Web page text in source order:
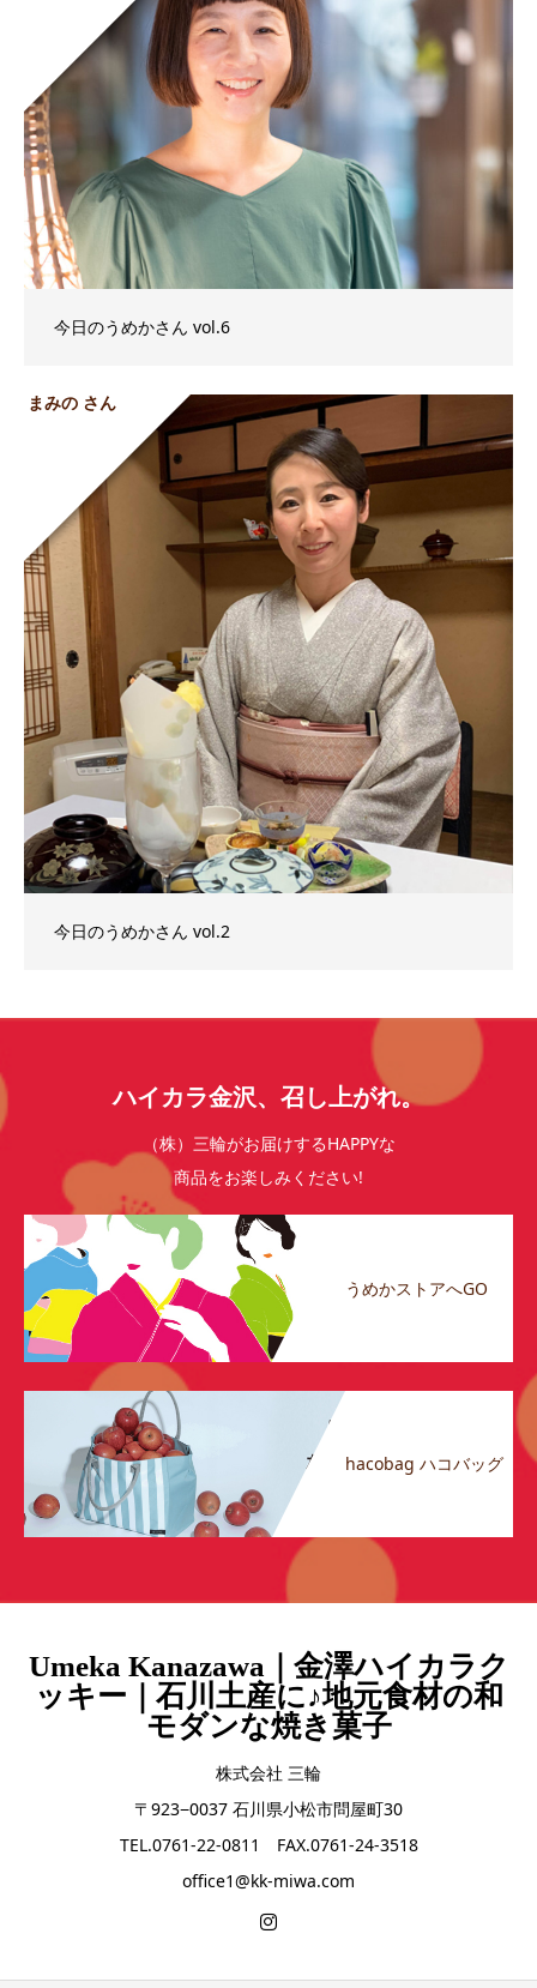
今日のうめかさん vol.6
まみの さん
今日のうめかさん vol.2
ハイカラ金沢、召し上がれ。
（株）三輪がお届けするHAPPYな
商品をお楽しみください!
うめかストアへGO
hacobag ハコバッグ
Umeka Kanazawa｜金澤ハイカラク
ッキー｜石川土産に♪地元食材の和
モダンな焼き菓子
株式会社 三輪
〒923−0037 石川県小松市問屋町30
TEL.0761-22-0811 FAX.0761-24-3518
office1@kk-miwa.com